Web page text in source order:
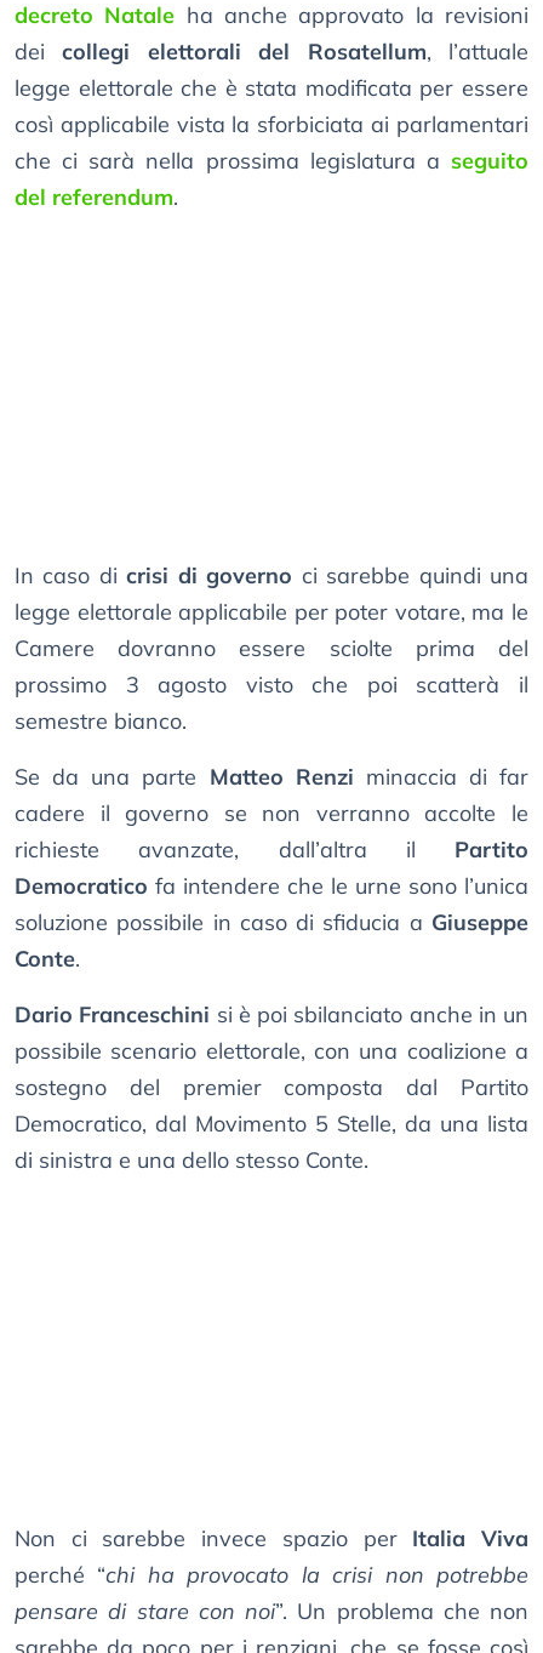
decreto Natale ha anche approvato la revisioni
deicollegi elettorali del Rosatellum, l’attuale
legge elettorale che è stata modificata per essere
così applicabile vista la sforbiciata ai parlamentari
che ci sarà nella prossima legislatura a seguito
del referendum.
In caso dicrisi di governo ci sarebbe quindi una
legge elettorale applicabile per poter votare, ma le
Camere dovranno essere sciolte prima del
prossimo 3 agosto visto che poi scatterà il
semestre bianco.
Se da una parte Matteo Renzi minaccia di far
cadere il governo se non verranno accolte le
richieste avanzate, dall’altra il Partito
Democratico fa intendere che le urne sono l’unica
soluzione possibile in caso di sfiducia a Giuseppe
Conte.
Dario Franceschini si è poi sbilanciato anche in un
possibile scenario elettorale, con una coalizione a
sostegno del premier composta dal Partito
Democratico, dal Movimento 5 Stelle, da una lista
di sinistra e una dello stesso Conte.
Non ci sarebbe invece spazio per Italia Viva
perché “chi ha provocato la crisi non potrebbe
pensare di stare con noi”. Un problema che non